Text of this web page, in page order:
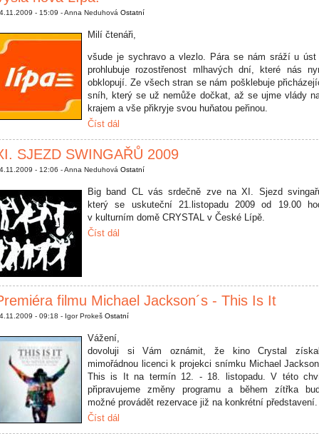
- 15:09 - Anna Neduhová Ostatní
Milí čtenáři,
všude je sychravo a vlezlo. Pára se nám sráží u úst
prohlubuje rozostřenost mlhavých dní, které nás
obklopují. Ze všech stran se nám pošklebuje
sníh, který se už nemůže dočkat, až se ujme vlády
krajem a vše přikryje svou huňatou peřinou.
Číst dál
SJEZD SWINGAŘŮ 2009
- 12:06 - Anna Neduhová Ostatní
Big band CL vás srdečně zve na XI. Sjezd
který se uskuteční 21.listopadu 2009 od 19.00
v kulturním domě CRYSTAL v České Lípě.
Číst dál
filmu Michael Jackson´s - This Is It
- 09:18 - Igor Prokeš Ostatní
Vážení,
dovoluji si Vám oznámit, že kino Crystal
mimořádnou licenci k projekci snímku Michael
This is It na termín 12. - 18. listopadu. V této
připravujeme změny programu a během zítřka
možné provádět rezervace již na konkrétní představení.
Číst dál